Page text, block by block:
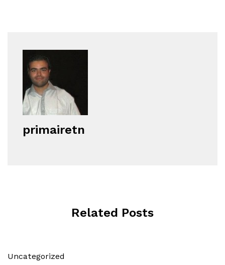
primairetn
Related Posts
Uncategorized